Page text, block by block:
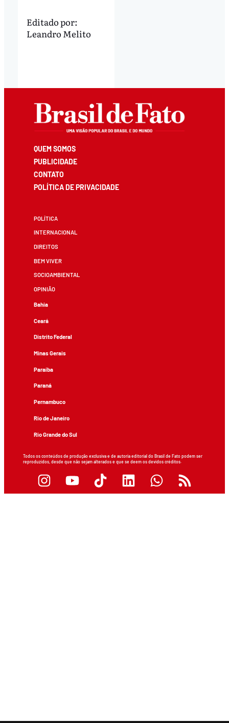
Editado por:
Leandro Melito
QUEM SOMOS
PUBLICIDADE
CONTATO
POLÍTICA DE PRIVACIDADE
POLÍTICA
INTERNACIONAL
DIREITOS
BEM VIVER
SOCIOAMBIENTAL
OPINIÃO
Bahia
Ceará
Distrito Federal
Minas Gerais
Paraíba
Paraná
Pernambuco
Rio de Janeiro
Rio Grande do Sul
Todos os conteúdos de produção exclusiva e de autoria editorial do Brasil de Fato podem ser
reproduzidos, desde que não sejam alterados e que se deem os devidos créditos.